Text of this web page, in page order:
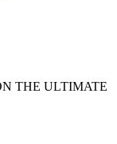
THE ULTIMATE